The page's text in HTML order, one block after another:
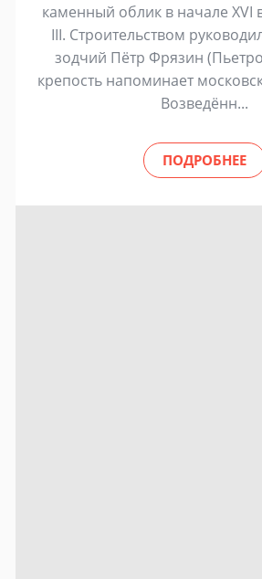
каменный облик в начале XVI
III. Строительством
зодчий Пётр Фрязин
крепость напоминает
Возведённ...
ПОДРОБНЕЕ